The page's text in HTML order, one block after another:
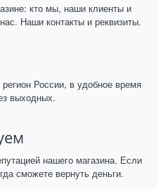
кто мы, наши клиенты и
Наши контакты и реквизиты.
России, в удобное время
выходных.
нашего магазина. Если
сможете вернуть деньги.